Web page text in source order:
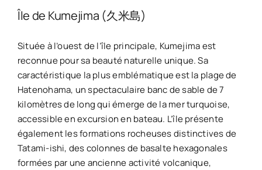
Île de Kumejima (久米島)
Située à l’ouest de l’île principale, Kumejima est
reconnue pour sa beauté naturelle unique. Sa
caractéristique la plus emblématique est la plage de
Hatenohama, un spectaculaire banc de sable de 7
kilomètres de long qui émerge de la mer turquoise,
accessible en excursion en bateau. L’île présente
également les formations rocheuses distinctives de
Tatami-ishi, des colonnes de basalte hexagonales
formées par une ancienne activité volcanique,